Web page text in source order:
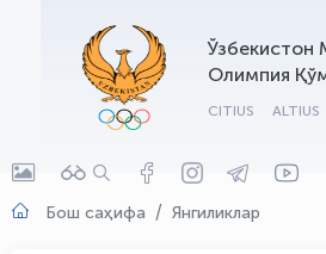
Ўзбекистон
Олимпия
CITIUS ALTIUS
Бош саҳифа Янгиликлар
OLYMPCHIK AI - yordamchi
Онлайн · olympic.uz